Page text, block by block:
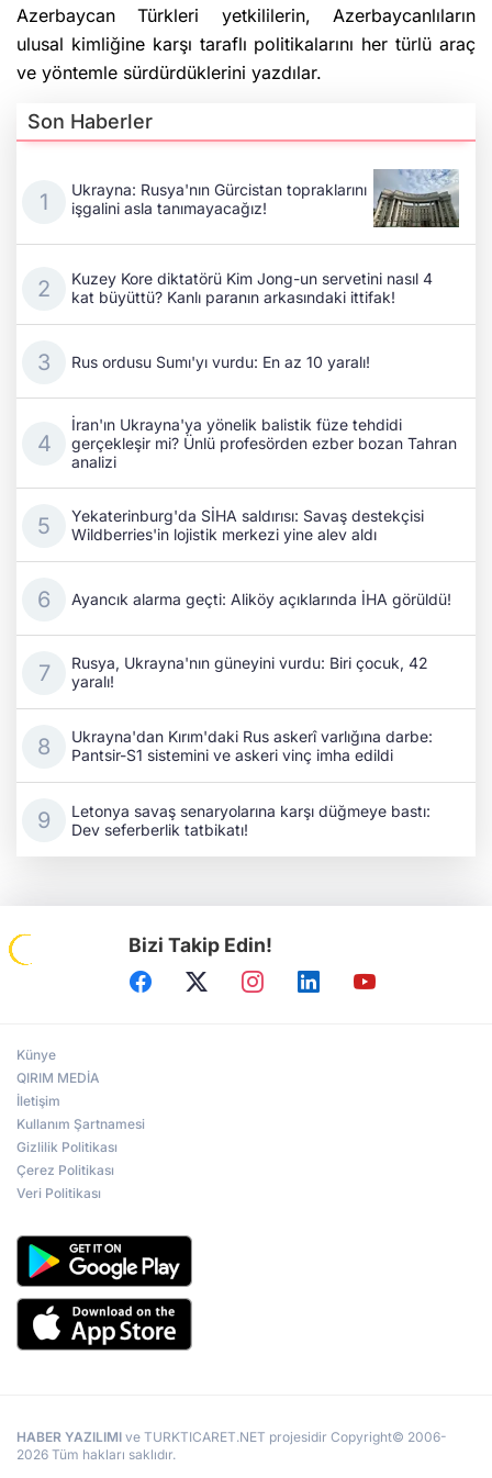
Azerbaycan Türkleri yetkililerin, Azerbaycanlıların
ulusal kimliğine karşı taraflı politikalarını her türlü araç
ve yöntemle sürdürdüklerini yazdılar.
Son Haberler
Ukrayna: Rusya'nın Gürcistan topraklarını
işgalini asla tanımayacağız!
Kuzey Kore diktatörü Kim Jong-un servetini nasıl 4
kat büyüttü? Kanlı paranın arkasındaki ittifak!
Rus ordusu Sumı'yı vurdu: En az 10 yaralı!
İran'ın Ukrayna'ya yönelik balistik füze tehdidi
gerçekleşir mi? Ünlü profesörden ezber bozan Tahran
analizi
Yekaterinburg'da SİHA saldırısı: Savaş destekçisi
Wildberries'in lojistik merkezi yine alev aldı
Ayancık alarma geçti: Aliköy açıklarında İHA görüldü!
Rusya, Ukrayna'nın güneyini vurdu: Biri çocuk, 42
yaralı!
Ukrayna'dan Kırım'daki Rus askerî varlığına darbe:
Pantsir-S1 sistemini ve askeri vinç imha edildi
Letonya savaş senaryolarına karşı düğmeye bastı:
Dev seferberlik tatbikatı!
Bizi Takip Edin!
Künye
QIRIM MEDİA
İletişim
Kullanım Şartnamesi
Gizlilik Politikası
Çerez Politikası
Veri Politikası
HABER YAZILIMI ve TURKTICARET.NET projesidir Copyright© 2006-
2026 Tüm hakları saklıdır.